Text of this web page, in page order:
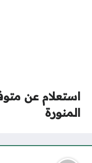
استعلام عن
المنورة